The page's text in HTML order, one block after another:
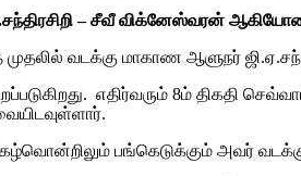
– சீவீ விக்னேஸ்வரன்
வடக்கு மாகாண ஆளுநர்
எதிர்வரும் 8ம் திகதி
பங்கெடுக்கும் அவர்